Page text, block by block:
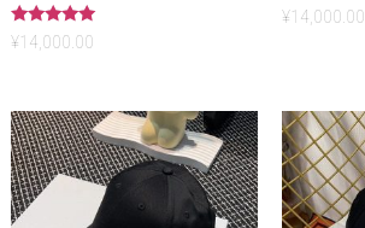
5段階中
5.00
¥14,000.00
¥14,000.00